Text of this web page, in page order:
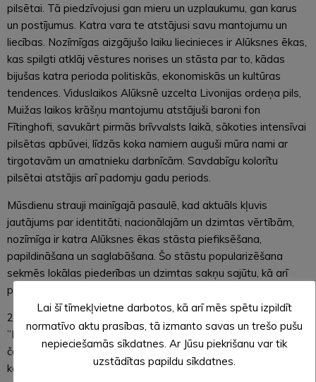
pilsētai. Tā piedzīvojusi gan mieru un uzplaukumu, gan karus
un postījumus. Katra vara te atstājusi savu mantojumu un
liecības. Nozīmīgas aizgājušo laiku liecinieces ir Alūksnes ēkas,
kas spilgti atklāj vēstures norises un stāsta par to, kādas
bijušas katra perioda politiskās, ekonomiskās un kultūras
tendences. Viduslaikos Alūksnē uzcelta Livonijas ordeņa pils,
Muižas laikos krāšņu mantojumu atstājuši baroni fon
Fītinghofi, savukārt pirmās brīvvalsts laikā, sākoties intensīvai
pilsētas apbūvei, līdzās koka namiem auguši mūra nami ar
tirgotavām un amatnieku darbnīcām. Savdabīgu kolorītu
pilsētai atstājis arī padomju gadu periods.
Mūsdienu strauji mainīgajā pasaulē, kad aktuāls kļuvis
jautājums par identitāti, nacionālajām un dzimtas vērtībām,
nozīmīga ir katra Alūksnes ēkas stāsta piefiksēšana,
papildināšana un saglabāšana. Šo stāstu popularizēšana
sekmēs lokālas piederības un dzimtas sakņu sajūtu, kā arī
papildinās pētniecības materiālu par Latvijas pilsētu apbūvi.
2016. gadā Alūksnes muzejs sadarbībā ar laikrakstu
”Malienas Ziņas” aizsāka rubriku ”Agrāk un tagad”. Gandrīz
četru gadu garumā reizi nedēļā lasītāji varēja iepazīties ar
kādu no Alūksnes ēkas, ielas vai objekta stāstiem, uzzināt šīs
Lai šī tīmekļvietne darbotos, kā arī mēs spētu izpildīt
normatīvo aktu prasības, tā izmanto savas un trešo pušu
nepieciešamās sīkdatnes. Ar Jūsu piekrišanu var tik
uzstādītas papildu sīkdatnes.